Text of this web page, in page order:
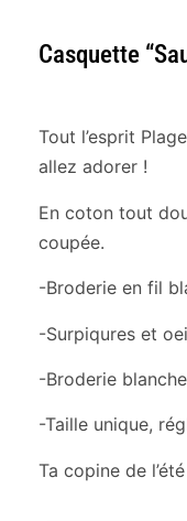
Casquette
Tout l’esprit
allez adorer !
En coton tout
coupée.
-Broderie en fil
-Surpiqures et
-Broderie
-Taille unique,
Ta copine de l’été